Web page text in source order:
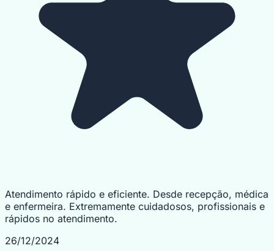
Atendimento rápido e eficiente. Desde recepção, médica
e enfermeira. Extremamente cuidadosos, profissionais e
rápidos no atendimento.
26/12/2024